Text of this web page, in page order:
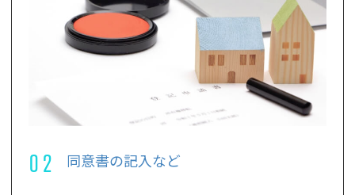
02 同意書の記入など